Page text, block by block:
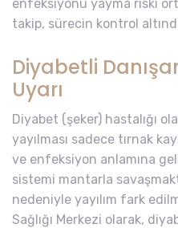
enfeksiyonu yayma riski
takip, sürecin kontrol
Diyabetli
Uyarı
Diyabet (şeker) hastalığı
yayılması sadece tırnak
ve enfeksiyon anlamına
sistemi mantarla
nedeniyle yayılım fark
Sağlığı Merkezi olarak,